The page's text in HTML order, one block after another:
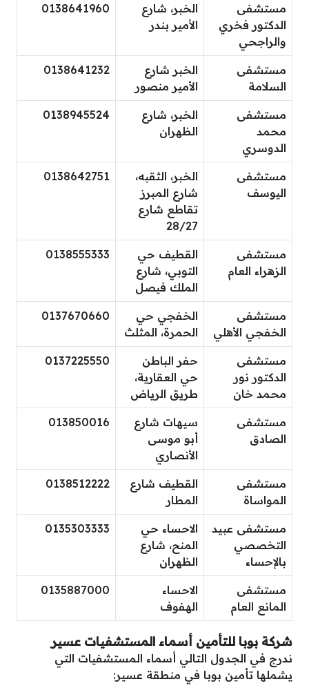
مستشفى
الدكتور فخري
والراجحي
الخبر، شارع
الأمير بندر
0138641960
مستشفى
السلامة
الخبر شارع
الأمير منصور
0138641232
مستشفى
محمد
الدوسري
الخبر، شارع
الظهران
0138945524
مستشفى
اليوسف
الخبر، الثقبه،
شارع المبرز
تقاطع شارع
28/27
0138642751
مستشفى
الزهراء العام
القطيف حي
التوبي، شارع
الملك فيصل
0138555333
مستشفى
الخفجي الأهلي
الخفجي حي
الحمرة، المثلث
0137670660
مستشفى
الدكتور نور
محمد خان
حفر الباطن
حي العقارية،
طريق الرياض
0137225550
مستشفى
الصادق
سيهات شارع
أبو موسى
الأنصاري
013850016
مستشفى
المواساة
القطيف شارع
المطار
0138512222
مستشفى عبيد
التخصصي
بالإحساء
الاحساء حي
المنح، شارع
الظهران
0135303333
مستشفى
المانع العام
الاحساء
الهفوف
0135887000
شركة بوبا للتأمين أسماء المستشفيات عسير
ندرج في الجدول التالي أسماء المستشفيات التي
يشملها تأمين بوبا في منطقة عسير: